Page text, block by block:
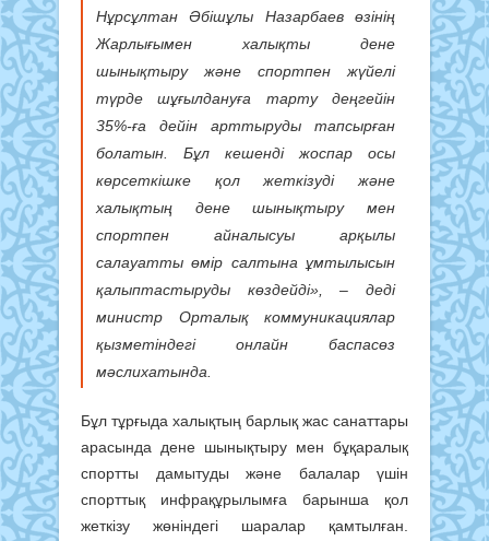
Нұрсұлтан Әбішұлы Назарбаев өзiнiң
Жарлығымен халықты дене
шынықтыру және спортпен жүйелі
түрде шұғылдануға тарту деңгейін
35%-ға дейін арттыруды тапсырған
болатын. Бұл кешенді жоспар осы
көрсеткішке қол жеткізуді және
халықтың дене шынықтыру мен
спортпен айналысуы арқылы
салауатты өмір салтына ұмтылысын
қалыптастыруды көздейді», – деді
министр Орталық коммуникациялар
қызметіндегі онлайн баспасөз
мәслихатында.
Бұл тұрғыда халықтың барлық жас санаттары
арасында дене шынықтыру мен бұқаралық
спортты дамытуды және балалар үшін
спорттық инфрақұрылымға барынша қол
жеткізу жөніндегі шаралар қамтылған.